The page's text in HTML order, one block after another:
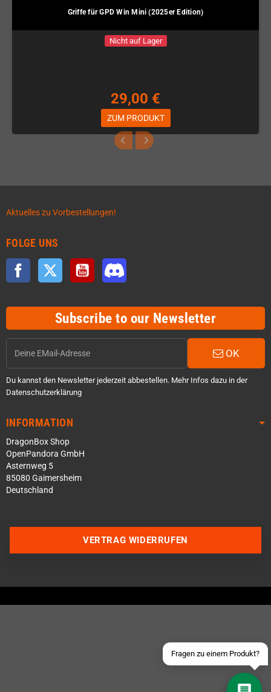
Griffe für GPD Win Mini (2025er Edition)
Nicht auf Lager
29,00 €
ZUM PRODUKT
Aktuelles zu Vorbestellungen!
FOLGE UNS
Facebook Twitter YouTube
Subscribe to our Newsletter
OK
Du kannst den Newsletter jederzeit abbestellen. Mehr Infos dazu in der
Datenschutzerklärung
INFORMATION
DragonBox Shop
OpenPandora GmbH
Asternweg 5
85080 Gaimersheim
Deutschland
Fragen zu einem Produkt?
Über WhatsApp schreiben
Schick uns eine eMail
VERTRAG WIDERRUFEN